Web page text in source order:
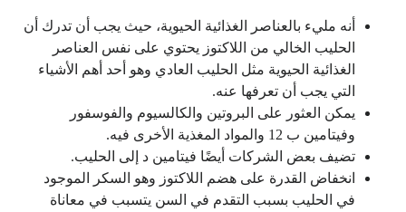
أنه مليء بالعناصر الغذائية الحيوية، حيث يجب أن تدرك أن
الحليب الخالي من اللاكتوز يحتوي على نفس العناصر
الغذائية الحيوية مثل الحليب العادي وهو أحد أهم الأشياء
التي يجب أن تعرفها عنه.
يمكن العثور على البروتين والكالسيوم والفوسفور
وفيتامين ب 12 والمواد المغذية الأخرى فيه.
تضيف بعض الشركات أيضًا فيتامين د إلى الحليب.
انخفاض القدرة على هضم اللاكتوز وهو السكر الموجود
في الحليب بسبب التقدم في السن يتسبب في معاناة